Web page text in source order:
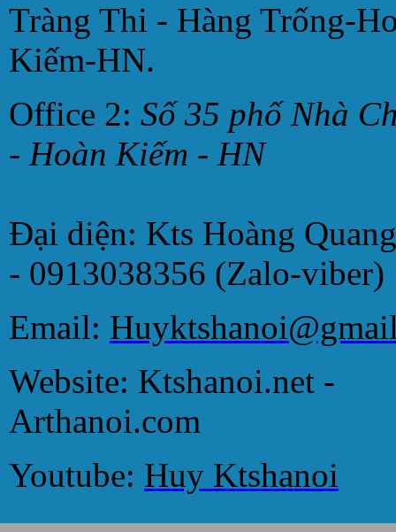
Tràng Thi - Hàng Trống-
Kiếm-HN.
Office 2: Số 35 phố Nhà
- Hoàn Kiếm - HN
Đại diện: Kts Hoàng
- 0913038356 (Zalo-viber)
Email:
Website: Ktshanoi.net -
Arthanoi.com
Youtube: Huy Ktshanoi